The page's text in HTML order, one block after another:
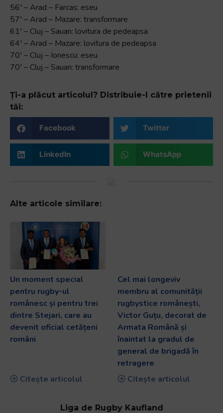
56′ – Arad – Farcas: eseu
57′ – Arad – Mazare: transformare
61′ – Cluj – Sauan: lovitura de pedeapsa
64′ – Arad – Mazare: lovitura de pedeapsa
70′ – Cluj – Ionescu: eseu
70′ – Cluj – Sauan: transformare
Ți-a plăcut articolul? Distribuie-l către prietenii
tăi:
Facebook Twitter
LinkedIn WhatsApp
Alte articole similare:
Un moment special
pentru rugby-ul
românesc și pentru trei
dintre Stejari, care au
devenit oficial cetățeni
români
Citește articolul
Cel mai longeviv
membru al comunității
rugbystice românești,
Victor Guțu, decorat de
Armata Română și
înaintat la gradul de
general de brigadă în
retragere
Citește articolul
Liga de Rugby Kaufland